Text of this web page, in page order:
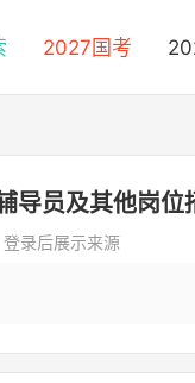
2027国考
导员及其他岗位
登录后展示来源